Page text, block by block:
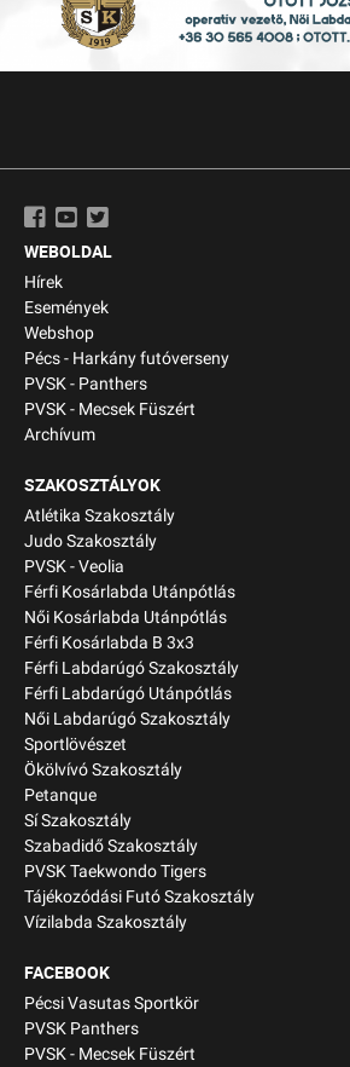
WEBOLDAL
Hírek
Események
Webshop
Pécs - Harkány futóverseny
PVSK - Panthers
PVSK - Mecsek Füszért
Archívum
SZAKOSZTÁLYOK
Atlétika Szakosztály
Judo Szakosztály
PVSK - Veolia
Férfi Kosárlabda Utánpótlás
Női Kosárlabda Utánpótlás
Férfi Kosárlabda B 3x3
Férfi Labdarúgó Szakosztály
Férfi Labdarúgó Utánpótlás
Női Labdarúgó Szakosztály
Sportlövészet
Ökölvívó Szakosztály
Petanque
Sí Szakosztály
Szabadidő Szakosztály
PVSK Taekwondo Tigers
Tájékozódási Futó Szakosztály
Vízilabda Szakosztály
FACEBOOK
Pécsi Vasutas Sportkör
PVSK Panthers
PVSK - Mecsek Füszért